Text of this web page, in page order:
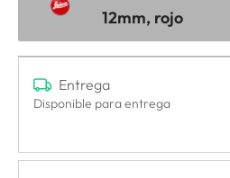
12mm, rojo
Entrega
Disponible para entrega